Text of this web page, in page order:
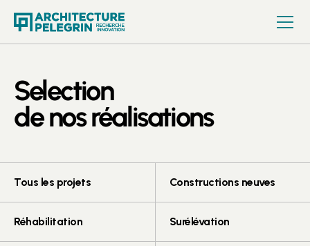
Selection
de nos réalisations
Tous les projets Constructions neuves
Réhabilitation Surélévation